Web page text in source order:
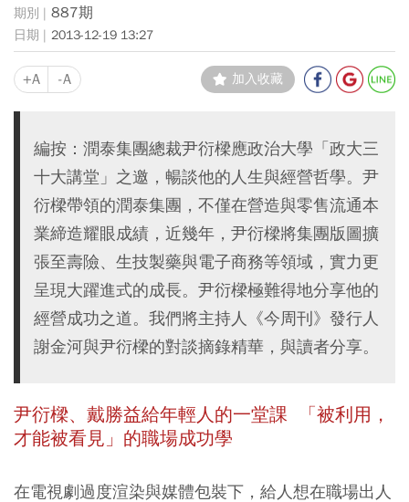
887期
2013-12-19 13:27
+A -A 加入收藏
編按：潤泰集團總裁尹衍樑應政治大學「政大三
十大講堂」之邀，暢談他的人生與經營哲學。尹
衍樑帶領的潤泰集團，不僅在營造與零售流通本
業締造耀眼成績，近幾年，尹衍樑將集團版圖擴
張至壽險、生技製藥與電子商務等領域，實力更
呈現大躍進式的成長。尹衍樑極難得地分享他的
經營成功之道。我們將主持人《今周刊》發行人
謝金河與尹衍樑的對談摘錄精華，與讀者分享。
尹衍樑、戴勝益給年輕人的一堂課 「被利用，
才能被看見」的職場成功學
在電視劇過度渲染與媒體包裝下，給人想在職場出人